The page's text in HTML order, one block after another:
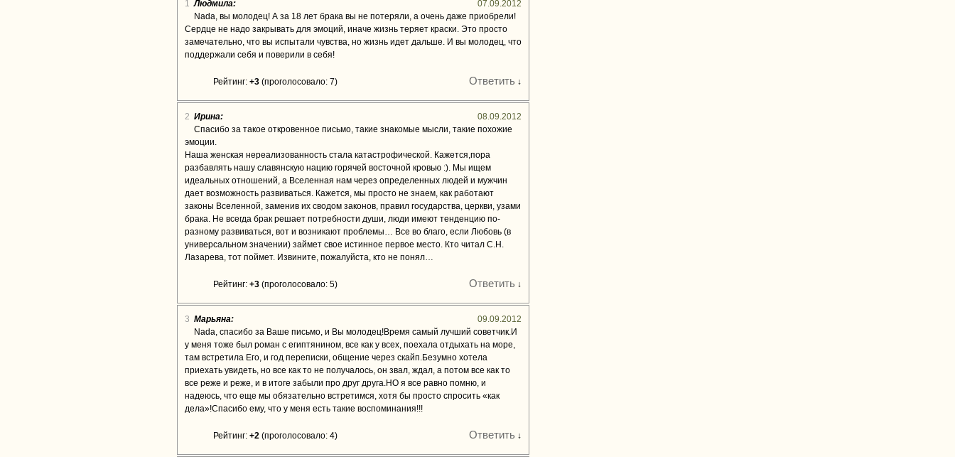
1 Людмила:
07.09.2012
Nada, вы молодец! А за 18 лет брака вы не потеряли, а очень даже приобрели!
Сердце не надо закрывать для эмоций, иначе жизнь теряет краски. Это просто
замечательно, что вы испытали чувства, но жизнь идет дальше. И вы молодец, что
поддержали себя и поверили в себя!
Рейтинг: +3 (проголосовало: 7) Ответить ↓
2 Ирина:
08.09.2012
Спасибо за такое откровенное письмо, такие знакомые мысли, такие похожие
эмоции.
Наша женская нереализованность стала катастрофической. Кажется,пора
разбавлять нашу славянскую нацию горячей восточной кровью :). Мы ищем
идеальных отношений, а Вселенная нам через определенных людей и мужчин
дает возможность развиваться. Кажется, мы просто не знаем, как работают
законы Вселенной, заменив их сводом законов, правил государства, церкви, узами
брака. Не всегда брак решает потребности души, люди имеют тенденцию по-
разному развиваться, вот и возникают проблемы… Все во благо, если Любовь (в
универсальном значении) займет свое истинное первое место. Кто читал С.Н.
Лазарева, тот поймет. Извините, пожалуйста, кто не понял…
Рейтинг: +3 (проголосовало: 5) Ответить ↓
3 Марьяна:
09.09.2012
Nada, спасибо за Ваше письмо, и Вы молодец!Время самый лучший советчик.И
у меня тоже был роман с египтянином, все как у всех, поехала отдыхать на море,
там встретила Его, и год переписки, общение через скайп.Безумно хотела
приехать увидеть, но все как то не получалось, он звал, ждал, а потом все как то
все реже и реже, и в итоге забыли про друг друга.НО я все равно помню, и
надеюсь, что еще мы обязательно встретимся, хотя бы просто спросить «как
дела»!Спасибо ему, что у меня есть такие воспоминания!!!
Рейтинг: +2 (проголосовало: 4) Ответить ↓